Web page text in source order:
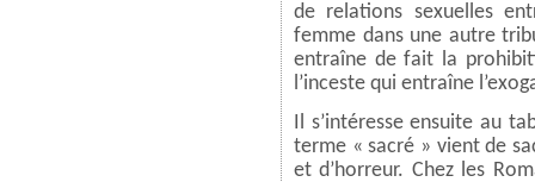
de relations sexuelles
femme dans une autre
entraîne de fait la
l’inceste qui entraîne
Il s’intéresse ensuite au
terme « sacré » vient de
et d’horreur. Chez les